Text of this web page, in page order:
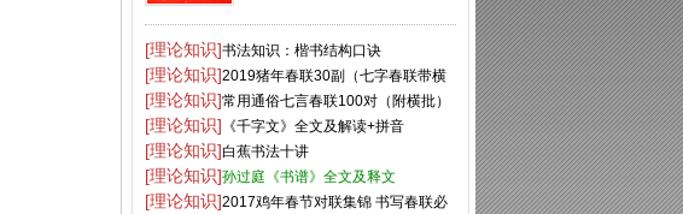
[理论知识]书法知识：楷书结构口诀
[理论知识]2019猪年春联30副（七字春联带横
批）
[理论知识]常用通俗七言春联100对（附横批）
[理论知识] 《千字文》全文及解读+拼音
[理论知识]白蕉书法十讲
[理论知识]孙过庭《书谱》全文及释文
[理论知识]2017鸡年春节对联集锦 书写春联必